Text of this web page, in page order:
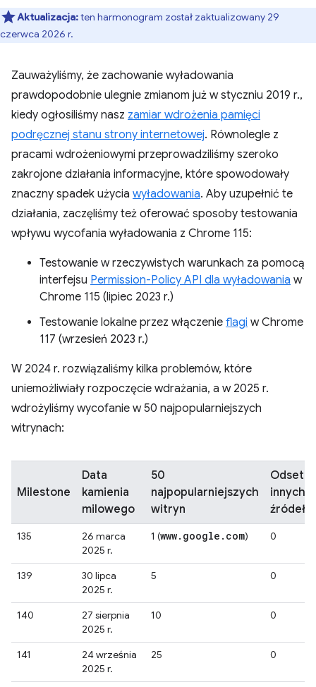
Aktualizacja:ten harmonogram został zaktualizowany 29
czerwca 2026 r.
Zauważyliśmy, że zachowanie wyładowania
prawdopodobnie ulegnie zmianom już w styczniu 2019 r.,
kiedy ogłosiliśmy nasz zamiar wdrożenia pamięci
podręcznej stanu strony internetowej. Równolegle z
pracami wdrożeniowymi przeprowadziliśmy szeroko
zakrojone działania informacyjne, które spowodowały
znaczny spadek użycia wyładowania. Aby uzupełnić te
działania, zaczęliśmy też oferować sposoby testowania
wpływu wycofania wyładowania z Chrome 115:
Testowanie w rzeczywistych warunkach za pomocą
interfejsu Permission-Policy API dla wyładowania w
Chrome 115 (lipiec 2023 r.)
Testowanie lokalne przez włączenie flagi w Chrome
117 (wrzesień 2023 r.)
W 2024 r. rozwiązaliśmy kilka problemów, które
uniemożliwiały rozpoczęcie wdrażania, a w 2025 r.
wdrożyliśmy wycofanie w 50 najpopularniejszych
witrynach:
Milestone
Data
kamienia
milowego
50
najpopularniejszych
witryn
Odsetek
innych
źródeł
135
26 marca
2025 r.
1 (www. google . com) 0
139
30 lipca
2025 r.
5 0
140
27 sierpnia
2025 r.
10 0
141
24 września
2025 r.
25 0